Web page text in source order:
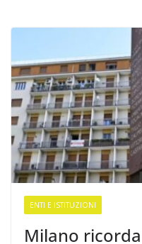
ENTI E ISTITUZIONI
Milano